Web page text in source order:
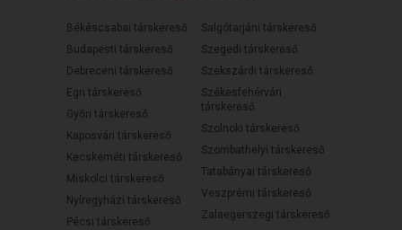
Békéscsabai társkereső
Budapesti társkereső
Debreceni társkereső
Egri társkereső
Győri társkereső
Kaposvári társkereső
Kecskeméti társkereső
Miskolci társkereső
Nyíregyházi társkereső
Pécsi társkereső
Salgótarjáni társkereső
Szegedi társkereső
Szekszárdi társkereső
Székesfehérvári
társkereső
Szolnoki társkereső
Szombathelyi társkereső
Tatabányai társkereső
Veszprémi társkereső
Zalaegerszegi társkereső